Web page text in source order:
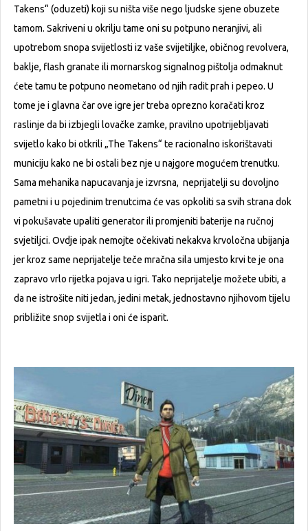
Takens“ (oduzeti) koji su ništa više nego ljudske sjene obuzete
tamom. Sakriveni u okrilju tame oni su potpuno neranjivi, ali
upotrebom snopa svijetlosti iz vaše svijetiljke, običnog revolvera,
baklje, flash granate ili mornarskog signalnog pištolja odmaknut
ćete tamu te potpuno neometano od njih radit prah i pepeo. U
tome je i glavna čar ove igre jer treba oprezno koračati kroz
raslinje da bi izbjegli lovačke zamke, pravilno upotrijebljavati
svijetlo kako bi otkrili „The Takens“ te racionalno iskorištavati
municiju kako ne bi ostali bez nje u najgore mogućem trenutku.
Sama mehanika napucavanja je izvrsna, neprijatelji su dovoljno
pametni i u pojedinim trenutcima će vas opkoliti sa svih strana dok
vi pokušavate upaliti generator ili promjeniti baterije na ručnoj
svjetiljci. Ovdje ipak nemojte očekivati nekakva krvoločna ubijanja
jer kroz same neprijatelje teče mračna sila umjesto krvi te je ona
zapravo vrlo rijetka pojava u igri. Tako neprijatelje možete ubiti, a
da ne istrošite niti jedan, jedini metak, jednostavno njihovom tijelu
približite snop svijetla i oni će isparit.